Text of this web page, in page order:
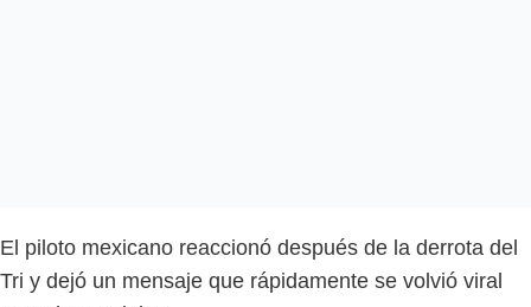
El piloto mexicano reaccionó después de la derrota del
Tri y dejó un mensaje que rápidamente se volvió viral